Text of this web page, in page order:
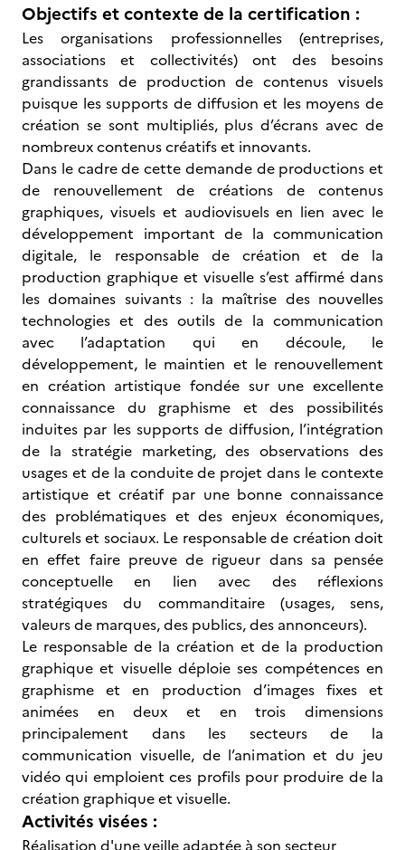
Objectifs et contexte de la certification :
Les organisations professionnelles (entreprises,
associations et collectivités) ont des besoins
grandissants de production de contenus visuels
puisque les supports de diffusion et les moyens de
création se sont multipliés, plus d’écrans avec de
nombreux contenus créatifs et innovants.
Dans le cadre de cette demande de productions et
de renouvellement de créations de contenus
graphiques, visuels et audiovisuels en lien avec le
développement important de la communication
digitale, le responsable de création et de la
production graphique et visuelle s’est affirmé dans
les domaines suivants : la maîtrise des nouvelles
technologies et des outils de la communication
avec l’adaptation qui en découle, le
développement, le maintien et le renouvellement
en création artistique fondée sur une excellente
connaissance du graphisme et des possibilités
induites par les supports de diffusion, l’intégration
de la stratégie marketing, des observations des
usages et de la conduite de projet dans le contexte
artistique et créatif par une bonne connaissance
des problématiques et des enjeux économiques,
culturels et sociaux. Le responsable de création doit
en effet faire preuve de rigueur dans sa pensée
conceptuelle en lien avec des réflexions
stratégiques du commanditaire (usages, sens,
valeurs de marques, des publics, des annonceurs).
Le responsable de la création et de la production
graphique et visuelle déploie ses compétences en
graphisme et en production d’images fixes et
animées en deux et en trois dimensions
principalement dans les secteurs de la
communication visuelle, de l’animation et du jeu
vidéo qui emploient ces profils pour produire de la
création graphique et visuelle.
Activités visées :
Réalisation d'une veille adaptée à son secteur